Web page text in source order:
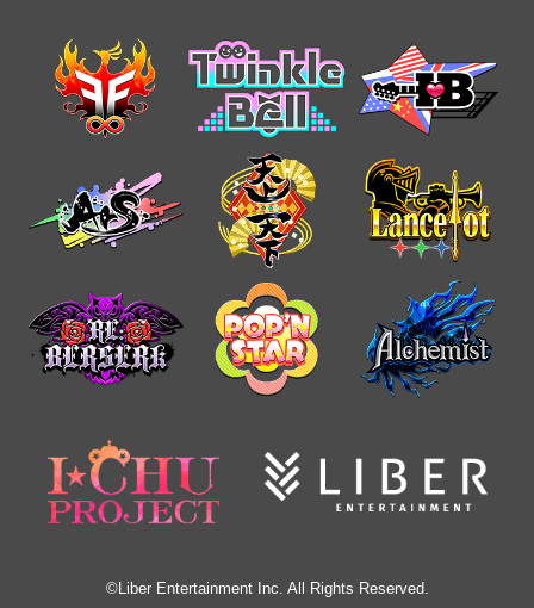
©Liber Entertainment Inc. All Rights Reserved.